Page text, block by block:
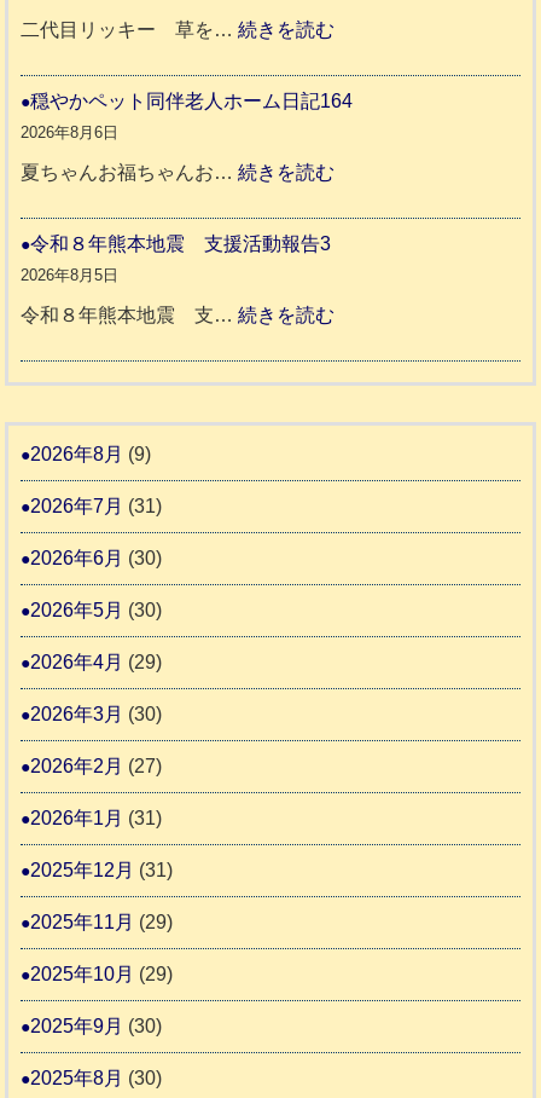
ん
2
年
本
援
市
川
二代目リッキー 草を…続きを読む
和
城
リ
ー
4
穏やかペット同伴老人ホーム日記164
2026年8月6日
夏ちゃんお福ちゃんお…続きを読む
老
6
令和８年熊本地震 支援活動報告3
2026年8月5日
令和８年熊本地震 支…続きを読む
和
熊
震
援
報
2026年8月 (9)
2026年7月 (31)
2026年6月 (30)
2026年5月 (30)
2026年4月 (29)
2026年3月 (30)
2026年2月 (27)
2026年1月 (31)
2025年12月 (31)
2025年11月 (29)
2025年10月 (29)
2025年9月 (30)
2025年8月 (30)